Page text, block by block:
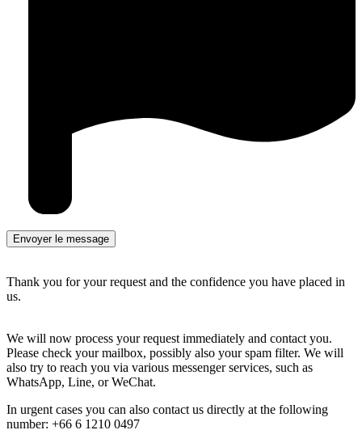
Thank you for your request and the confidence you have placed in
us.
We will now process your request immediately and contact you.
Please check your mailbox, possibly also your spam filter. We will
also try to reach you via various messenger services, such as
WhatsApp, Line, or WeChat.
In urgent cases you can also contact us directly at the following
number: +66 6 1210 0497